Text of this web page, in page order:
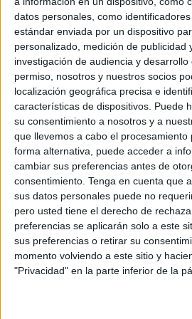
datos personales, como
estándar enviada por un dispositivo
personalizado, medición de publicidad
investigación de audiencia y desarrollo
permiso, nosotros y nuestros socios
localización geográfica precisa e
características de dispositivos. Puede
su consentimiento a nosotros y a
que llevemos a cabo el
forma alternativa, puede acceder a
cambiar sus preferencias antes de
consentimiento. Tenga en cuenta que
sus datos personales puede no
pero usted tiene el derecho de
preferencias se aplicarán solo a este
sus preferencias o retirar su
momento volviendo a este sitio y
"Privacidad" en la parte inferior de la
POR CARMEN ECHARRI
UDCE acusa al
al hacer unos
POR CARMEN ECHARRI
Justicia ha gastado
obras en sus sedes
POR CARMEN ECHARRI
“Pasamos la valla
con suerte”
POR CARMEN ECHARRI
A merced del
POR CARMEN ECHARRI
“Habría llegado su